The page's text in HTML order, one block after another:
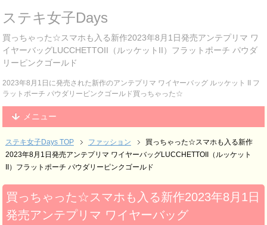
ステキ女子Days
買っちゃった☆スマホも入る新作2023年8月1日発売アンテプリマ ワ
イヤーバッグLUCCHETTOII（ルッケットII）フラットポーチ パウダ
リーピンクゴールド
2023年8月1日に発売された新作のアンテプリマ ワイヤーバッグ ルッケット II フ
ラットポーチ パウダリーピンクゴールド買っちゃった☆
メニュー
ステキ女子Days TOP ファッション
買っちゃった☆スマホも入る新作
2023年8月1日発売アンテプリマ ワイヤーバッグLUCCHETTOII（ルッケット
II）フラットポーチ パウダリーピンクゴールド
買っちゃった☆スマホも入る新作2023年8月1日
発売アンテプリマ ワイヤーバッグ